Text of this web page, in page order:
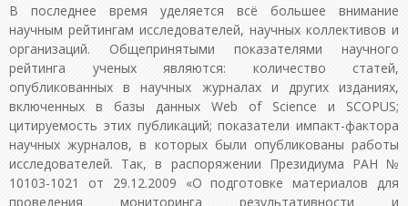
В последнее время уделяется всё большее внимание
научным рейтингам исследователей, научных коллективов и
организаций. Общепринятыми показателями научного
рейтинга ученых являются: количество статей,
опубликованных в научных журналах и других изданиях,
включенных в базы данных Web of Science и SCOPUS;
цитируемость этих публикаций; показатели импакт-фактора
научных журналов, в которых были опубликованы работы
исследователей. Так, в распоряжении Президиума РАН №
10103-1021 от 29.12.2009 «О подготовке материалов для
проведения мониторинга результативности и